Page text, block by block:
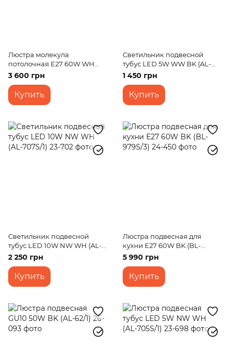
Люстра молекула
потолочная E27 60W WH
(BL-430C/4)
3 600 грн
Купить
Светильник подвесной
тубус LED 5W WW BK (AL-
702S/1)
1 450 грн
Купить
Светильник подвесной
тубус LED 10W NW WH (AL-
707S/1)
2 250 грн
Купить
Люстра подвесная для
кухни E27 60W BK (BL-
979S/3)
5 990 грн
Купить